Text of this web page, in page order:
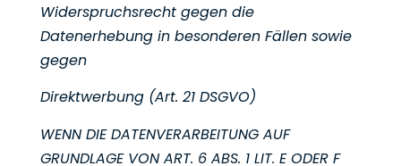
Widerspruchsrecht gegen die
Datenerhebung in besonderen Fällen sowie
gegen
Direktwerbung (Art. 21 DSGVO)
WENN DIE DATENVERARBEITUNG AUF
GRUNDLAGE VON ART. 6 ABS. 1 LIT. E ODER F